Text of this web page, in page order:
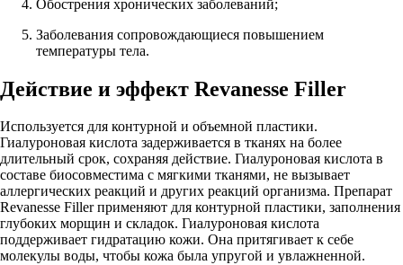
Обострения хронических заболеваний;
Заболевания сопровождающиеся повышением
температуры тела.
Действие и эффект Revanesse Filler
Используется для контурной и объемной пластики.
Гиалуроновая кислота задерживается в тканях на более
длительный срок, сохраняя действие. Гиалуроновая кислота в
составе биосовместима с мягкими тканями, не вызывает
аллергических реакций и других реакций организма. Препарат
Revanesse Filler применяют для контурной пластики, заполнения
глубоких морщин и складок. Гиалуроновая кислота
поддерживает гидратацию кожи. Она притягивает к себе
молекулы воды, чтобы кожа была упругой и увлажненной.